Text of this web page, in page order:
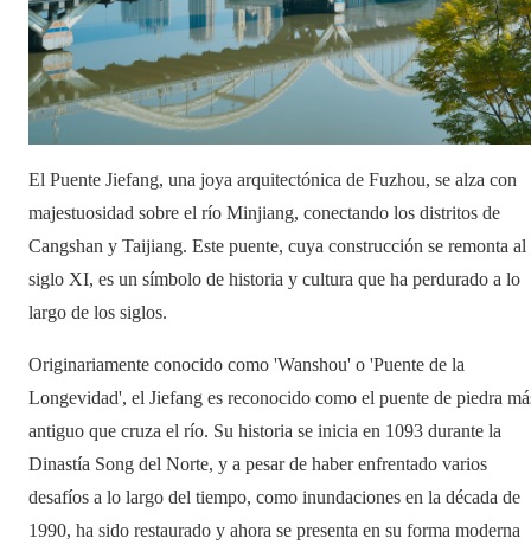
El Puente Jiefang, una joya arquitectónica de Fuzhou, se alza con
majestuosidad sobre el río Minjiang, conectando los distritos de
Cangshan y Taijiang. Este puente, cuya construcción se remonta al
siglo XI, es un símbolo de historia y cultura que ha perdurado a lo
largo de los siglos.
Originariamente conocido como 'Wanshou' o 'Puente de la
Longevidad', el Jiefang es reconocido como el puente de piedra
antiguo que cruza el río. Su historia se inicia en 1093 durante la
Dinastía Song del Norte, y a pesar de haber enfrentado varios
desafíos a lo largo del tiempo, como inundaciones en la década de
1990, ha sido restaurado y ahora se presenta en su forma moderna